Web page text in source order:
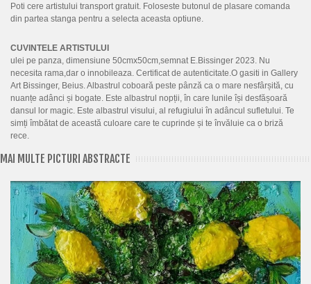
Poti cere artistului transport gratuit. Foloseste butonul de plasare comanda
din partea stanga pentru a selecta aceasta optiune.
CUVINTELE ARTISTULUI
ulei pe panza, dimensiune 50cmx50cm,semnat E.Bissinger 2023. Nu
necesita rama,dar o innobileaza. Certificat de autenticitate.O gasiti in Gallery
Art Bissinger, Beius. Albastrul coboară peste pânză ca o mare nesfârșită, cu
nuanțe adânci și bogate. Este albastrul nopții, în care lunile își desfășoară
dansul lor magic. Este albastrul visului, al refugiului în adâncul sufletului. Te
simți îmbătat de această culoare care te cuprinde și te învăluie ca o briză
rece.
MAI MULTE PICTURI ABSTRACTE